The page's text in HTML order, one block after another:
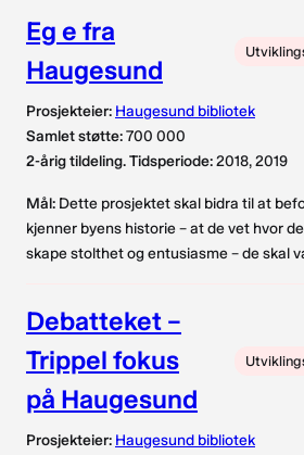
Eg e fra
Haugesund
Prosjekteier: Haugesund bibliotek
Samlet støtte:700 000
2-årig tildeling. Tidsperiode:2018, 2019
Mål: Dette prosjektet skal bidra til at
kjenner byens historie – at de vet hvor
skape stolthet og entusiasme – de skal
Debatteket –
Trippel fokus
på Haugesund
Prosjekteier: Haugesund bibliotek